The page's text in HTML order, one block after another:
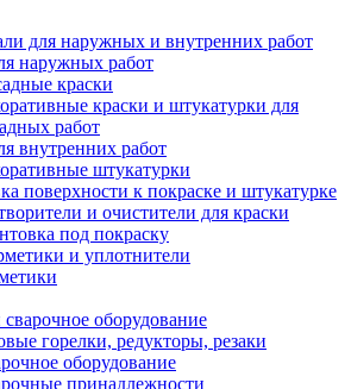
для наружных и внутренних работ
наружных работ
краски
краски и штукатурки для
работ
внутренних работ
штукатурки
поверхности к покраске и штукатурке
и очистители для краски
под покраску
и уплотнители
сварочное оборудование
горелки, редукторы, резаки
оборудование
принадлежности